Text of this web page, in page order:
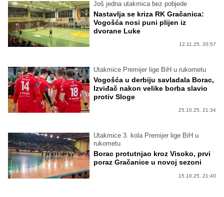
Još jedna utakmica bez pobjede
Nastavlja se kriza RK Gračanica:
Vogošća nosi puni plijen iz
dvorane Luke
12.11.25. 20:57
Utakmice Premijer lige BiH u rukometu
Vogošća u derbiju savladala Borac,
Izviđač nakon velike borba slavio
protiv Sloge
25.10.25. 21:34
Utakmice 3. kola Premijer lige BiH u
rukometu
Borac protutnjao kroz Visoko, prvi
poraz Gračanice u novoj sezoni
15.10.25. 21:40